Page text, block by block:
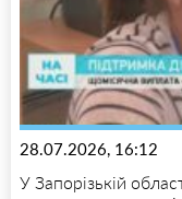
28.07.2026, 16:12
У Запорізькій